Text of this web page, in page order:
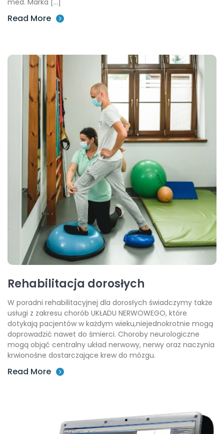
Read More
Rehabilitacja dorosłych
W poradni rehabilitacyjnej dla dorosłych świadczymy także
usługi z zakresu chorób UKŁADU NERWOWEGO, które
dotykają pacjentów w każdym wieku,niejednokrotnie mogą
doprowadzić nawet do śmierci. Choroby neurologiczne
mogą objąć centralny układ nerwowy, nerwy oraz naczynia
krwionośne dostarczające krew do mózgu.
Read More